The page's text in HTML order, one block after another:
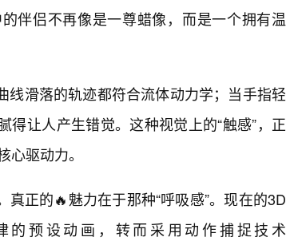
伴侣不再像是一尊蜡像，而是一个拥有温
线滑落的轨迹都符合流体动力学；当手指轻
让人产生错觉。这种视觉上的“触感”，正
驱动力。
正的🔥魅力在于那种“呼吸感”。现在的3D
预设动画，转而采用动作捕捉技术